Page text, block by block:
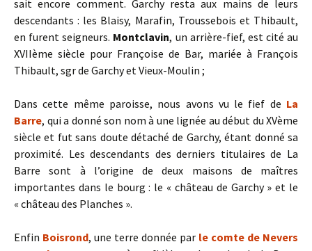
sait encore comment. Garchy resta aux mains de leurs
descendants : les Blaisy, Marafin, Troussebois et Thibault,
en furent seigneurs. Montclavin, un arrière-fief, est cité au
XVIIème siècle pour Françoise de Bar, mariée à François
Thibault, sgr de Garchy et Vieux-Moulin ;
Dans cette même paroisse, nous avons vu le fief de La
Barre, qui a donné son nom à une lignée au début du XVème
siècle et fut sans doute détaché de Garchy, étant donné sa
proximité. Les descendants des derniers titulaires de La
Barre sont à l’origine de deux maisons de maîtres
importantes dans le bourg : le « château de Garchy » et le
« château des Planches ».
Enfin Boisrond, une terre donnée par le comte de Nevers